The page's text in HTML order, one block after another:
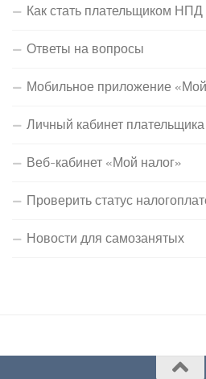
Как стать плательщиком НПД
Ответы на вопросы
Мобильное приложение
Личный кабинет
Веб-кабинет «Мой налог»
Проверить статус
Новости для самозанятых